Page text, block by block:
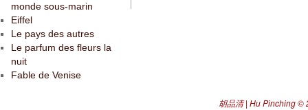
monde sous-marin
Eiffel
Le pays des autres
Le parfum des fleurs la
nuit
Fable de Venise
胡品清 | Hu Pinching©